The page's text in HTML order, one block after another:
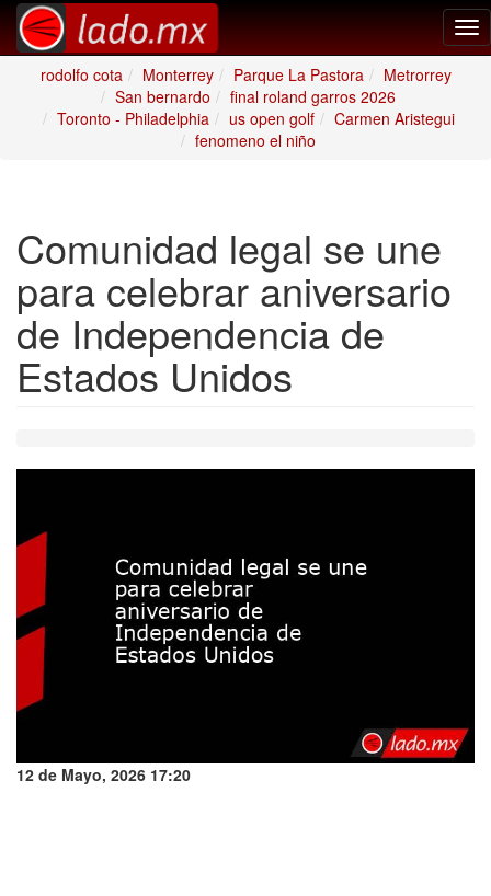
rodolfo cota
Monterrey Parque La Pastora
Metrorrey
San bernardo
final roland garros 2026
Toronto - Philadelphia
us open golf
Carmen Aristegui
fenomeno el niño
Comunidad legal se une
para celebrar aniversario
de Independencia de
Estados Unidos
12 de Mayo, 2026 17:20